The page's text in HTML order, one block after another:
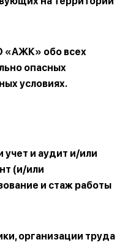
«АЖК» обо всех
опасных
условиях.
и аудит и/или
(и/или
и стаж работы
организации труда